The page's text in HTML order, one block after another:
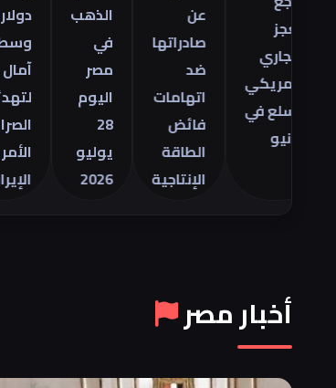
الأمريكي
للسلع في
صادراتها
اتهامات
فائض
الطاقة
الإنتاجية
الذهب
في
اليوم
2026
دولارات
لتهدئة
الأمريكي
الإيراني
أخبار مصر